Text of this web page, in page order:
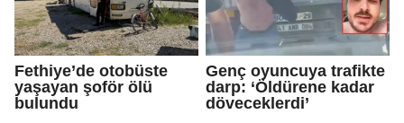
Fethiye’de otobüste
yaşayan şoför ölü
bulundu
Genç oyuncuya trafikte
darp: ‘Öldürene kadar
döveceklerdi’